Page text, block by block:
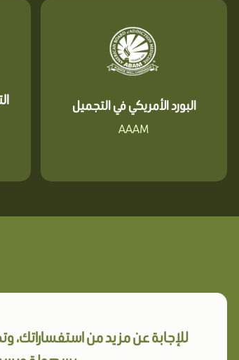
البورد الأمريكي في التجميل
AAAM
للإجابة عن مزيد من استفساراتك،